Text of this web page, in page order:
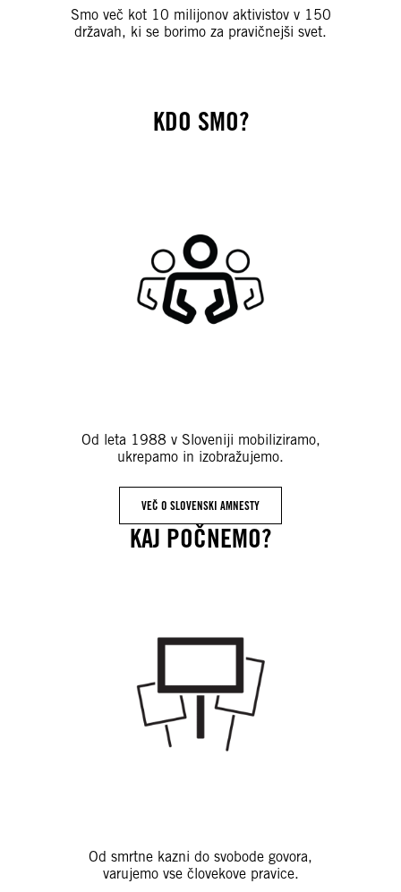
Smo več kot 10 milijonov aktivistov v 150
državah, ki se borimo za pravičnejši svet.
KDO SMO?
Od leta 1988 v Sloveniji mobiliziramo,
ukrepamo in izobražujemo.
VEČ O SLOVENSKI AMNESTY
KAJ POČNEMO?
Od smrtne kazni do svobode govora,
varujemo vse človekove pravice.